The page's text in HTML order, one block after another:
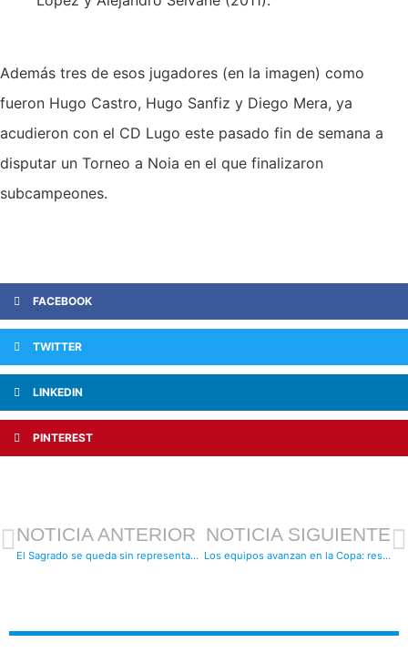
Además tres de esos jugadores (en la imagen) como
fueron Hugo Castro, Hugo Sanfiz y Diego Mera, ya
acudieron con el CD Lugo este pasado fin de semana a
disputar un Torneo a Noia en el que finalizaron
subcampeones.
FACEBOOK
TWITTER
LINKEDIN
PINTEREST
NOTICIA ANTERIOR
El Sagrado se queda sin representación en la Copa Diputación en f-11: resultados
NOTICIA SIGUIENTE
Los equipos avanzan en la Copa: resultados